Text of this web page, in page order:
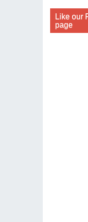
Like our
page